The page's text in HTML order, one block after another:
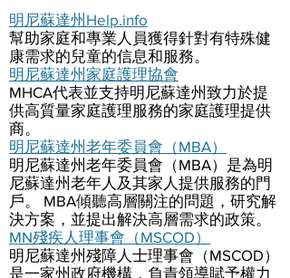
明尼蘇達州Help.info
幫助家庭和專業人員獲得針對有特殊健
康需求的兒童的信息和服務。
明尼蘇達州家庭護理協會
MHCA代表並支持明尼蘇達州致力於提
供高質量家庭護理服務的家庭護理提供
商。
明尼蘇達州老年委員會（MBA）
明尼蘇達州老年委員會（MBA）是為明
尼蘇達州老年人及其家人提供服務的門
戶。 MBA傾聽高層關注的問題，研究解
決方案，並提出解決高層需求的政策。
MN殘疾人理事會（MSCOD）
明尼蘇達州殘障人士理事會（MSCOD）
是一家州政府機構，負責領導賦予權力